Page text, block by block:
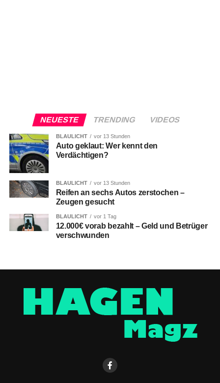
NEUESTE TRENDING VIDEOS
BLAULICHT vor 13 Stunden
Auto geklaut: Wer kennt den
Verdächtigen?
BLAULICHT vor 13 Stunden
Reifen an sechs Autos zerstochen –
Zeugen gesucht
BLAULICHT vor 1 Tag
12.000€ vorab bezahlt – Geld und Betrüger
verschwunden